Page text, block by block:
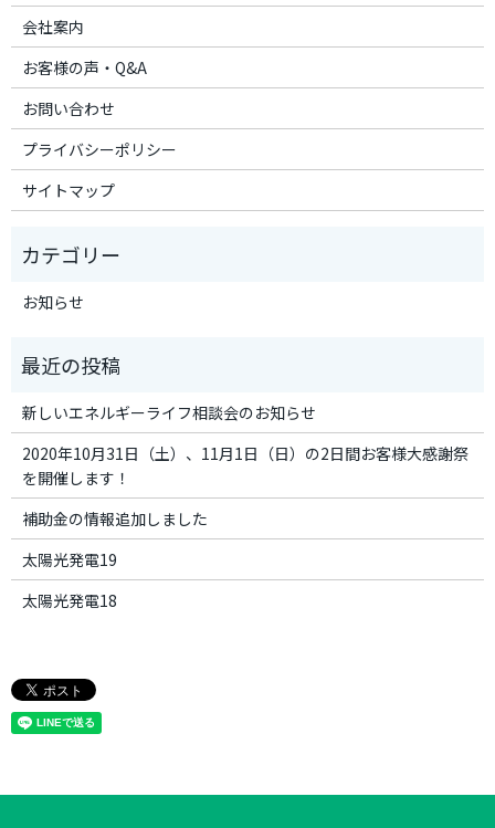
会社案内
お客様の声・Q&A
お問い合わせ
プライバシーポリシー
サイトマップ
お知らせ
新しいエネルギーライフ相談会のお知らせ
2020年10月31日（土）、11月1日（日）の2日間お客様大感謝祭
を開催します！
補助金の情報追加しました
太陽光発電19
太陽光発電18